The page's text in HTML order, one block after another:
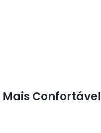
Confortável